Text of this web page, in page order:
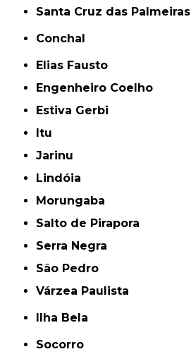
Santa Cruz das Palmeiras
Conchal
Elias Fausto
Engenheiro Coelho
Estiva Gerbi
Itu
Jarinu
Lindóia
Morungaba
Salto de Pirapora
Serra Negra
São Pedro
Várzea Paulista
Ilha Bela
Socorro